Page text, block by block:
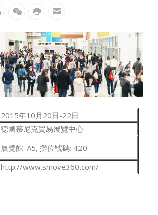
2015年10月20日-22日
德國慕尼克貿易展覽中心
展覽館: A5, 攤位號碼: 420
http://www.smove360.com/